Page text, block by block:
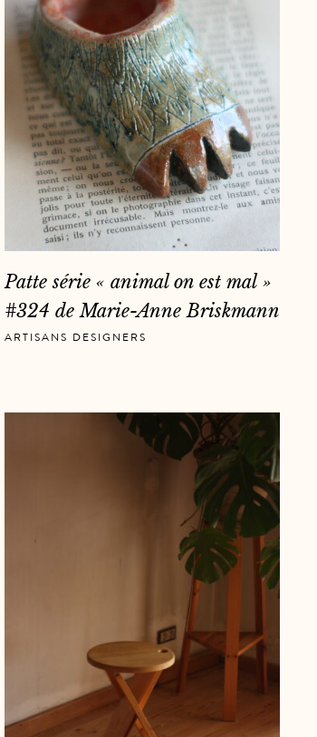
Patte série « animal on est mal »
#324 de Marie-Anne Briskmann
ARTISANS DESIGNERS